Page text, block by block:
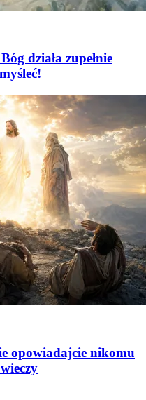
działa zupełnie
opowiadajcie nikomu